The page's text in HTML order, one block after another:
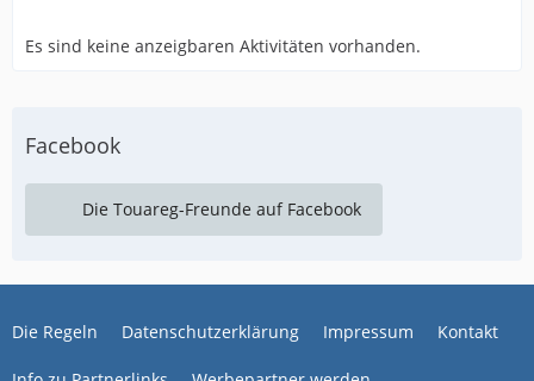
Es sind keine anzeigbaren Aktivitäten vorhanden.
Facebook
Die Touareg-Freunde auf Facebook
Die Regeln Datenschutzerklärung Impressum Kontakt